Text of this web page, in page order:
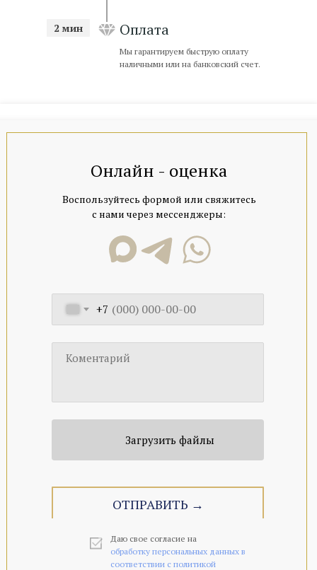
Мы гарантируем быструю оплату
наличными или на банковский счет.
Оплата
2 мин
Онлайн - оценка
+7
Коментарий
Загрузить файлы
ОТПРАВИТЬ →
Даю свое согласие на
обработку персональных данных в
соответствии с политикой
Воспользуйтесь формой или свяжитесь
с нами через мессенджеры:
ПОКАЗАТЬ НА КАРТЕ →
ул. Киевская 2, ТЦ Киевский
Парковка в ТЦ Киевский
ЗАПИСАТЬСЯ→
ЗАПИСАТЬСЯ→
пн-пт 10:00–20:00; сб 10:00–18:00